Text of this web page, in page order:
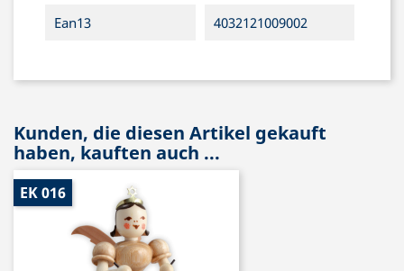
Ean13
4032121009002
Kunden, die diesen Artikel gekauft
haben, kauften auch ...
EK 016